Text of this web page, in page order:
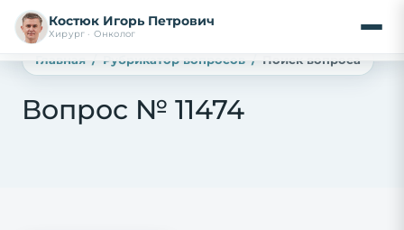
Костюк Игорь Петрович
Хирург · Онколог
Главная Рубрикатор вопросов Поиск вопроса
Вопрос № 11474